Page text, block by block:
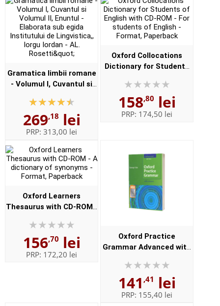
Gramatica limbii romane
- Volumul I, Cuvantul si
Elaborata sub egida
Institutului de
Lingvistica,,...
269,18 lei
PRP: 313,00 lei
Oxford Collocations
Dictionary for Students
For students of English -
Format, Paperback
158,80 lei
PRP: 174,50 lei
Oxford Learners
Thesaurus with CD-ROM -
- Format, Paperback
156,70 lei
PRP: 172,20 lei
Oxford Practice
Grammar Advanced with
(With answers)
141 ,41 lei
PRP: 155,40 lei